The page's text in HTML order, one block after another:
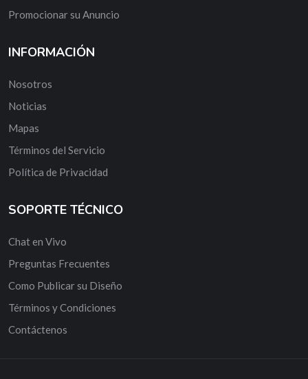
Promocionar su Anuncio
INFORMACIÓN
Nosotros
Noticias
Mapas
Términos del Servicio
Política de Privacidad
SOPORTE TÉCNICO
Chat en Vivo
Preguntas Frecuentes
Como Publicar su Diseño
Términos y Condiciones
Contáctenos